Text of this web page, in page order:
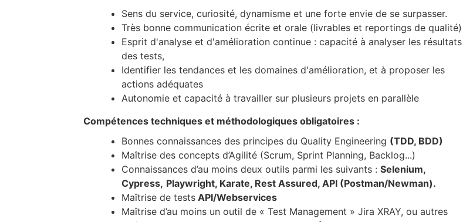
Sens du service, curiosité, dynamisme et une forte envie de se surpasser.
Très bonne communication écrite et orale (livrables et reportings de qualité)
Esprit d'analyse et d'amélioration continue : capacité à analyser les résultats
des tests,
Identifier les tendances et les domaines d'amélioration, et à proposer les
actions adéquates
Autonomie et capacité à travailler sur plusieurs projets en parallèle
Compétences techniques et méthodologiques obligatoires :
Bonnes connaissances des principes du Quality Engineering (TDD, BDD)
Maîtrise des concepts d’Agilité (Scrum, Sprint Planning, Backlog...)
Connaissances d’au moins deux outils parmi les suivants : Selenium,
Cypress, Playwright, Karate, Rest Assured, API (Postman/Newman).
Maîtrise de tests API/Webservices
Maîtrise d’au moins un outil de « Test Management » Jira XRAY, ou autres